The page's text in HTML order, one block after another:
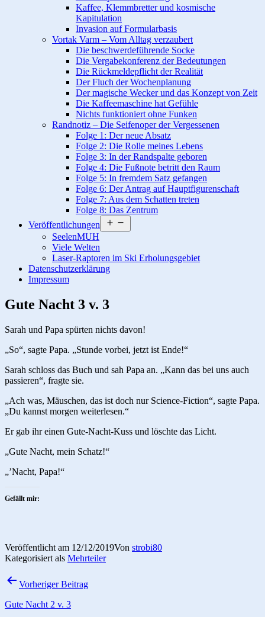
Kaffee, Klemmbretter und kosmische
Kapitulation
Invasion auf Formularbasis
Vortak Varm – Vom Alltag verzaubert
Die beschwerdeführende Socke
Die Vergabekonferenz der Bedeutungen
Die Rückmeldepflicht der Realität
Der Fluch der Wochenplanung
Der magische Wecker und das Konzept von Zeit
Die Kaffeemaschine hat Gefühle
Nichts funktioniert ohne Funken
Randnotiz – Die Seifenoper der Vergessenen
Folge 1: Der neue Absatz
Folge 2: Die Rolle meines Lebens
Folge 3: In der Randspalte geboren
Folge 4: Die Fußnote betritt den Raum
Folge 5: In fremdem Satz gefangen
Folge 6: Der Antrag auf Hauptfigurenschaft
Folge 7: Aus dem Schatten treten
Folge 8: Das Zentrum
Veröffentlichungen
öffnen
SeelenMUH
Viele Welten
Laser-Raptoren im Ski Erholungsgebiet
Datenschutzerklärung
Impressum
Gute Nacht 3 v. 3
Sarah und Papa spürten nichts davon!
„So“, sagte Papa. „Stunde vorbei, jetzt ist Ende!“
Sarah schloss das Buch und sah Papa an. „Kann das bei uns auch
passieren“, fragte sie.
„Ach was, Mäuschen, das ist doch nur Science-Fiction“, sagte Papa.
„Du kannst morgen weiterlesen.“
Er gab ihr einen Gute-Nacht-Kuss und löschte das Licht.
„Gute Nacht, mein Schatz!“
„’Nacht, Papa!“
Gefällt mir:
Veröffentlicht am 12/12/2019Von strobi80
Kategorisiert als Mehrteiler
Beitragsnavigation
Vorheriger Beitrag
Gute Nacht 2 v. 3